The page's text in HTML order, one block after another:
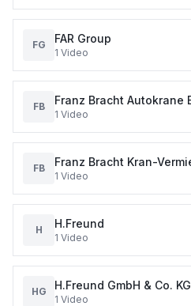
FG FAR Group
1 Video
FB Franz Bracht Autokrane
1 Video
FB Franz Bracht Kran-
1 Video
H H.Freund
1 Video
HG H.Freund GmbH & Co. KG
1 Video